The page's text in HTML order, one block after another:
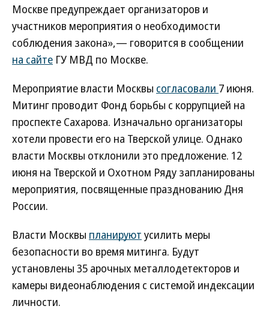
Москве предупреждает организаторов и
участников мероприятия о необходимости
соблюдения закона»,— говорится в сообщении
на сайте ГУ МВД по Москве.
Мероприятие власти Москвы согласовали 7 июня.
Митинг проводит Фонд борьбы с коррупцией на
проспекте Сахарова. Изначально организаторы
хотели провести его на Тверской улице. Однако
власти Москвы отклонили это предложение. 12
июня на Тверской и Охотном Ряду запланированы
мероприятия, посвященные празднованию Дня
России.
Власти Москвы планируют усилить меры
безопасности во время митинга. Будут
установлены 35 арочных металлодетекторов и
камеры видеонаблюдения с системой индексации
личности.